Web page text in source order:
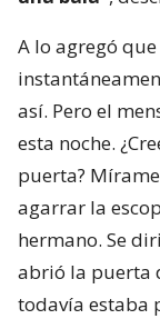
A lo agregó
así. Pero el
esta noche.
puerta?
agarrar la
hermano. Se
abrió la puerta
todavía estaba